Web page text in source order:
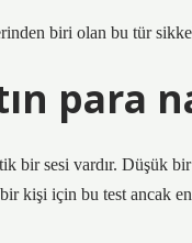
biri olan bu tür
para
bir sesi vardır. Düşük
kişi için bu test ancak